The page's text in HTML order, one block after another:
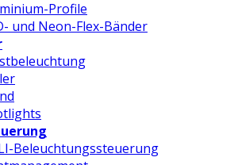
Profile
und Neon-Flex-Bänder
Beleuchtungssteuerung